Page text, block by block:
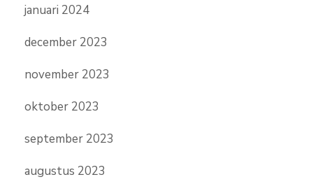
januari 2024
december 2023
november 2023
oktober 2023
september 2023
augustus 2023